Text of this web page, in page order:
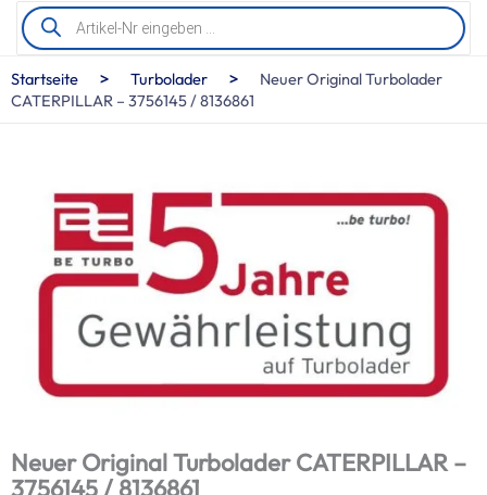
Products
search
Startseite > Turbolader >
Neuer Original Turbolader
CATERPILLAR – 3756145 / 8136861
Neuer Original Turbolader CATERPILLAR –
3756145 / 8136861